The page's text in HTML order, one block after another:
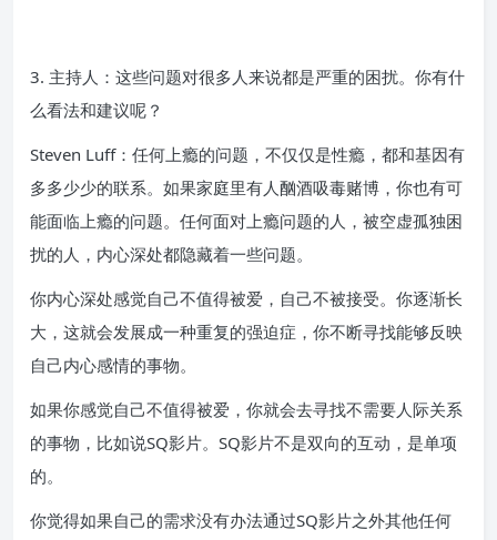
3. 主持人：这些问题对很多人来说都是严重的困扰。你有什
么看法和建议呢？
Steven Luff：任何上瘾的问题，不仅仅是性瘾，都和基因有
多多少少的联系。如果家庭里有人酗酒吸毒赌博，你也有可
能面临上瘾的问题。任何面对上瘾问题的人，被空虚孤独困
扰的人，内心深处都隐藏着一些问题。
你内心深处感觉自己不值得被爱，自己不被接受。你逐渐长
大，这就会发展成一种重复的强迫症，你不断寻找能够反映
自己内心感情的事物。
如果你感觉自己不值得被爱，你就会去寻找不需要人际关系
的事物，比如说SQ影片。SQ影片不是双向的互动，是单项
的。
你觉得如果自己的需求没有办法通过SQ影片之外其他任何